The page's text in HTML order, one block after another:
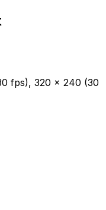
fps), 320 x 240 (30